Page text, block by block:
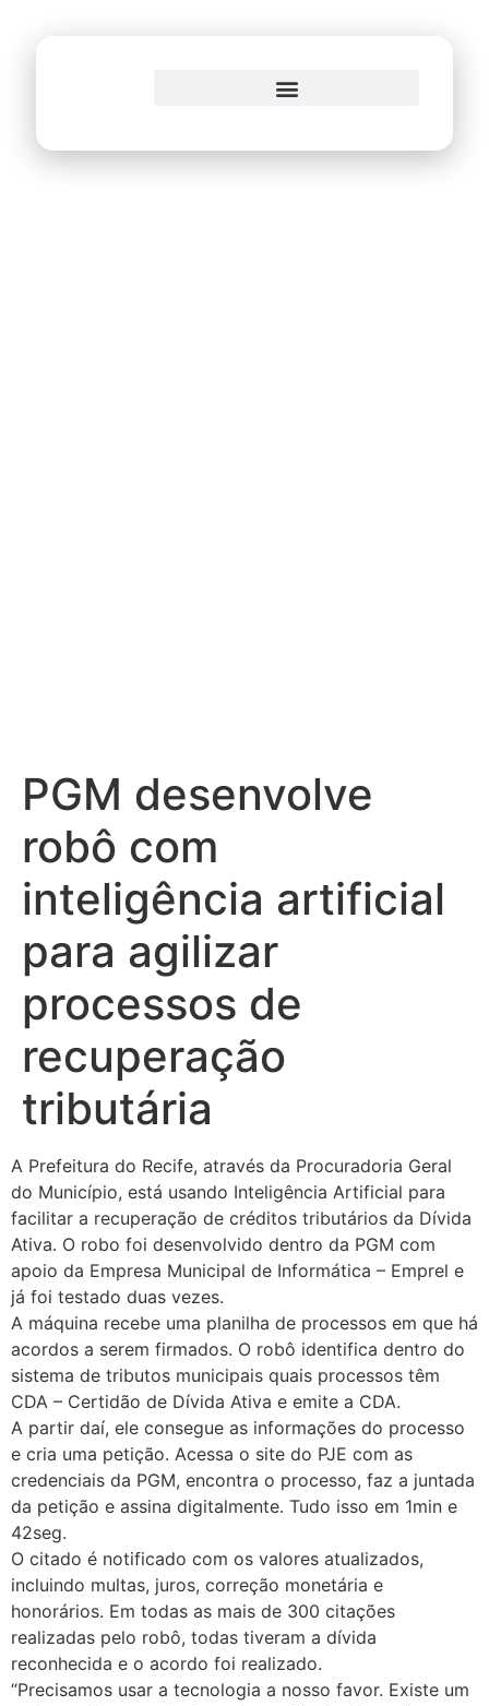
PGM desenvolve
robô com
inteligência artificial
para agilizar
processos de
recuperação
tributária
A Prefeitura do Recife, através da Procuradoria Geral
do Município, está usando Inteligência Artificial para
facilitar a recuperação de créditos tributários da Dívida
Ativa. O robo foi desenvolvido dentro da PGM com
apoio da Empresa Municipal de Informática – Emprel e
já foi testado duas vezes.
A máquina recebe uma planilha de processos em que há
acordos a serem firmados. O robô identifica dentro do
sistema de tributos municipais quais processos têm
CDA – Certidão de Dívida Ativa e emite a CDA.
A partir daí, ele consegue as informações do processo
e cria uma petição. Acessa o site do PJE com as
credenciais da PGM, encontra o processo, faz a juntada
da petição e assina digitalmente. Tudo isso em 1min e
42seg.
O citado é notificado com os valores atualizados,
incluindo multas, juros, correção monetária e
honorários. Em todas as mais de 300 citações
realizadas pelo robô, todas tiveram a dívida
reconhecida e o acordo foi realizado.
“Precisamos usar a tecnologia a nosso favor. Existe um